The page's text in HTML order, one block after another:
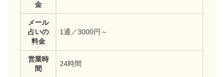
金
メール
占いの
料金
1通／3000円～
営業時
間
24時間